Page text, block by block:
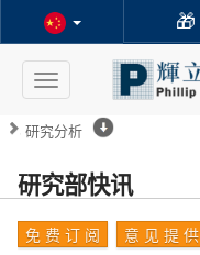
🎁
Toggle
navigation
研究分析
研究部快讯
免 费 订 阅 意 见 提 供